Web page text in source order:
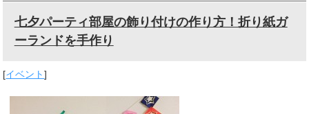
七夕パーティ部屋の飾り付けの作り方！折り紙ガ
ーランドを手作り
[イベント]